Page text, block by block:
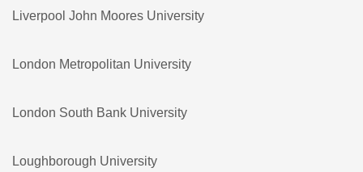
Liverpool John Moores University
London Metropolitan University
London South Bank University
Loughborough University